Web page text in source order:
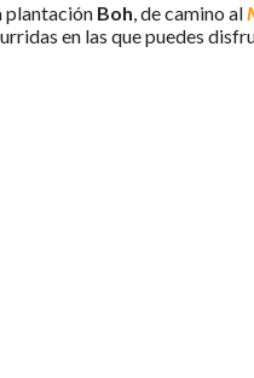
plantación Boh, de camino al
en las que puedes